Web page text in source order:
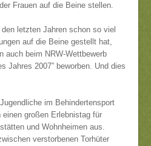
Frauen auf die Beine stellen.
letzten Jahren schon so viel
auf die Beine gestellt hat,
auch beim NRW-Wettbewerb
Jahres 2007” beworben. Und dies
im Behindertensport
großen Erlebnistag für
und Wohnheimen aus.
verstorbenen Torhüter